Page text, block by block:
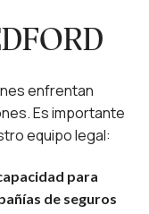
enfrentan
Es importante
equipo legal:
para
de seguros